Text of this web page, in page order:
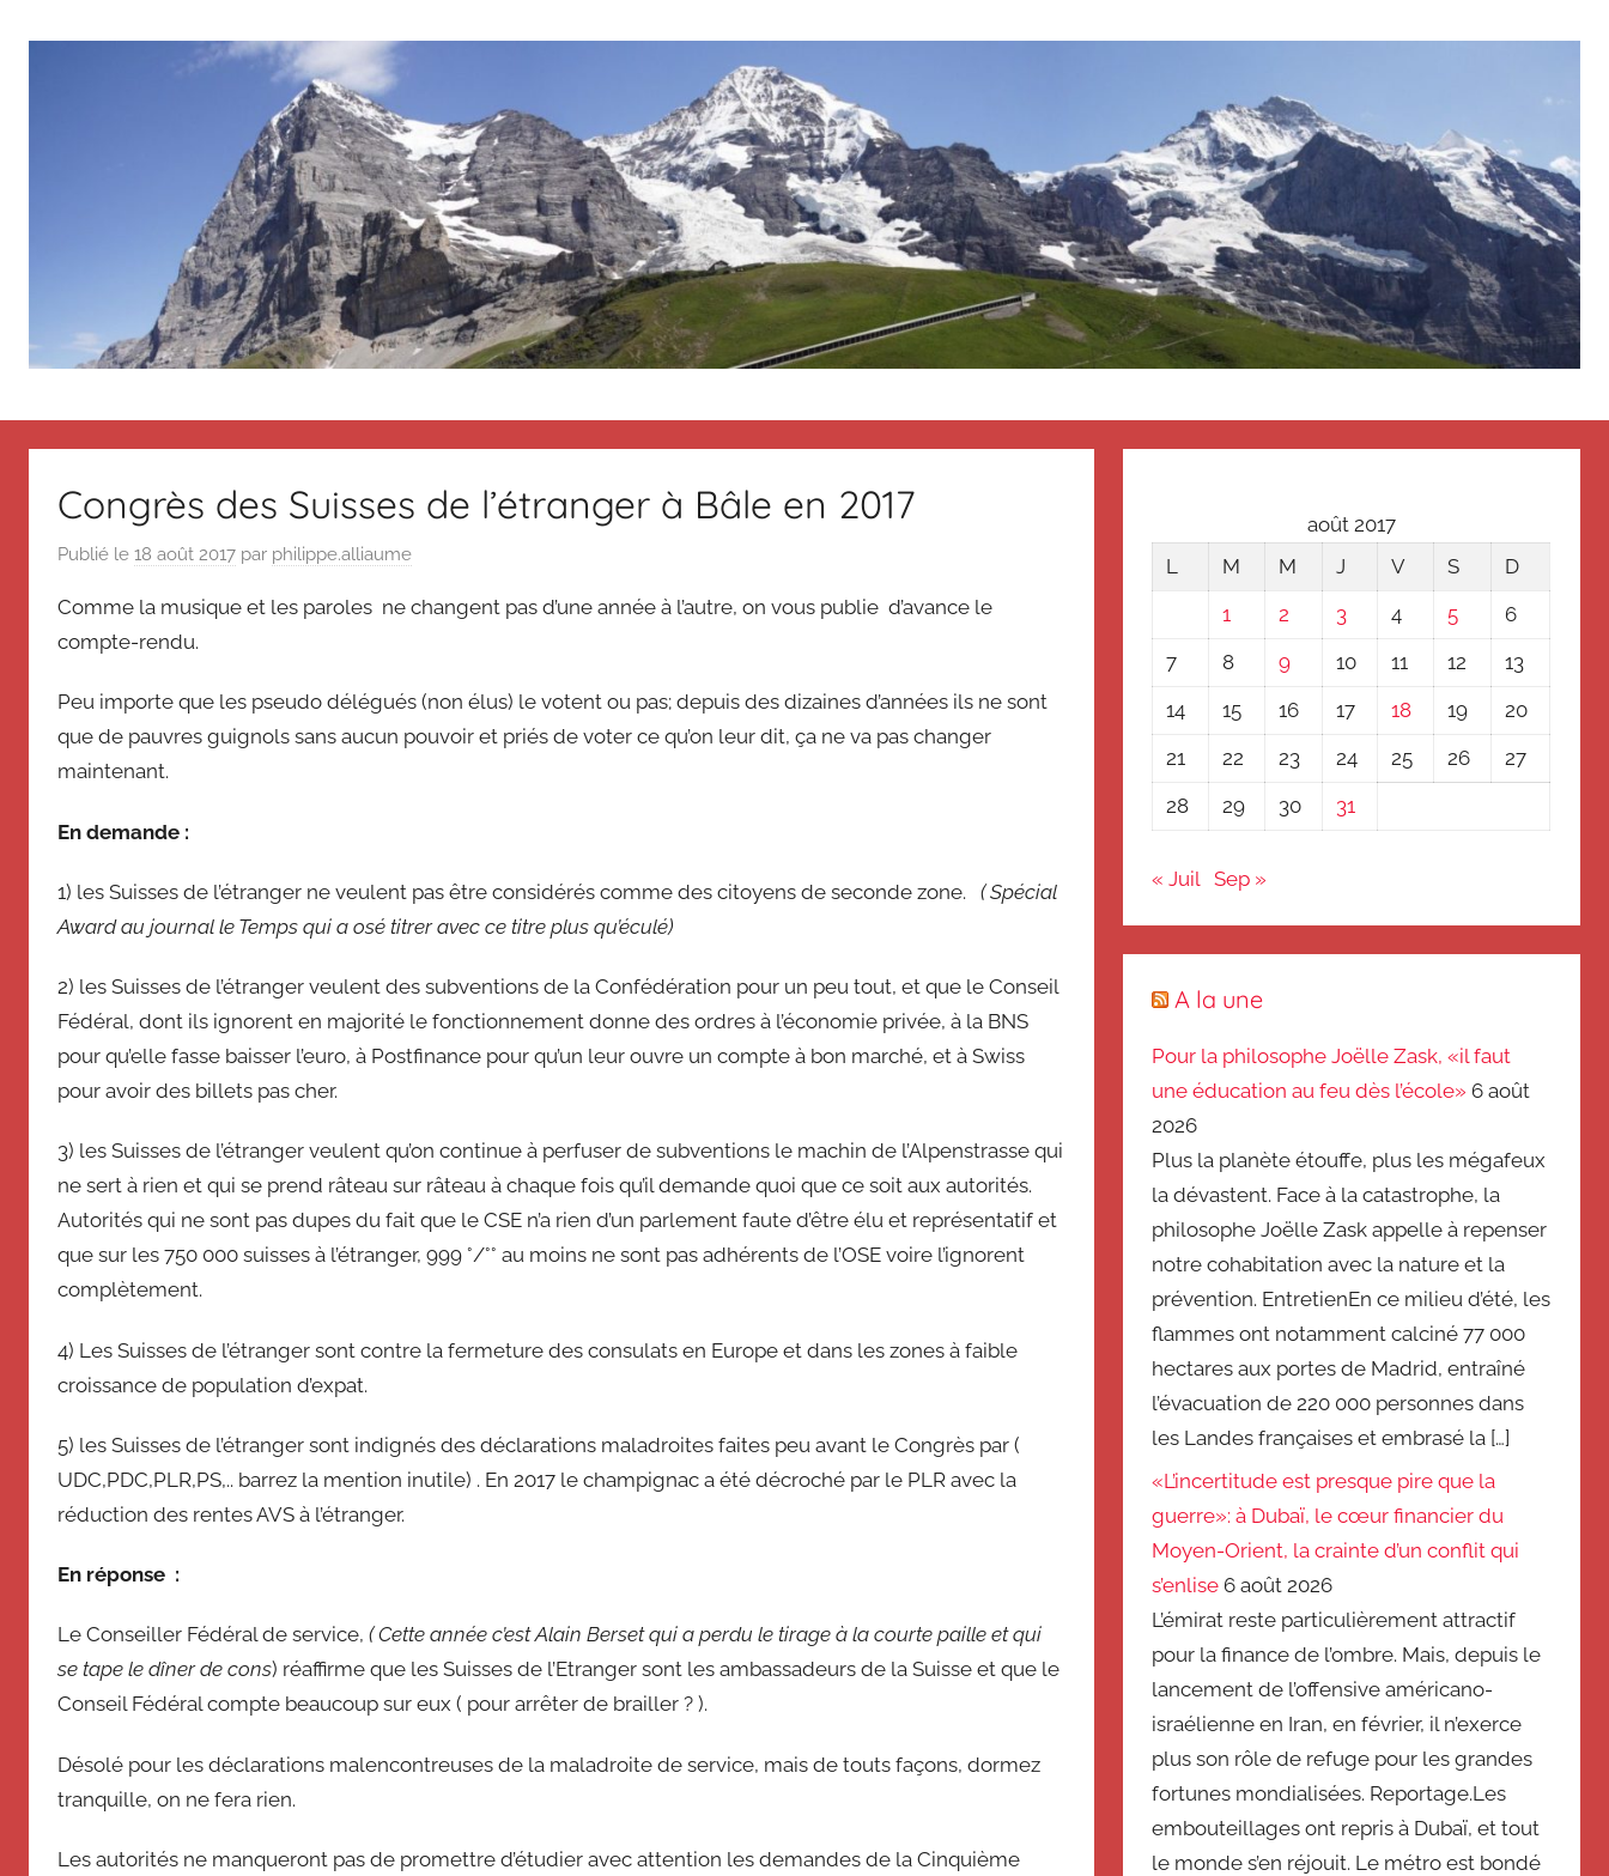
Le
blog
de
Suisse
Magazine
nouvelles
Suisse
souvenir
Suisse
Magazine
Messager
Suisse
Congrès des Suisses de l’étranger à Bâle en 2017
Publié le 18 août 2017 par philippe.alliaume
Comme la musique et les paroles ne changent pas d’une année à l’autre, on vous publie d’avance le
compte-rendu.
Peu importe que les pseudo délégués (non élus) le votent ou pas; depuis des dizaines d’années ils ne sont
que de pauvres guignols sans aucun pouvoir et priés de voter ce qu’on leur dit, ça ne va pas changer
maintenant.
En demande :
1) les Suisses de l’étranger ne veulent pas être considérés comme des citoyens de seconde zone. ( Spécial
Award au journal le Temps qui a osé titrer avec ce titre plus qu’éculé)
2) les Suisses de l’étranger veulent des subventions de la Confédération pour un peu tout, et que le Conseil
Fédéral, dont ils ignorent en majorité le fonctionnement donne des ordres à l’économie privée, à la BNS
pour qu’elle fasse baisser l’euro, à Postfinance pour qu’un leur ouvre un compte à bon marché, et à Swiss
pour avoir des billets pas cher.
3) les Suisses de l’étranger veulent qu’on continue à perfuser de subventions le machin de l’Alpenstrasse qui
ne sert à rien et qui se prend râteau sur râteau à chaque fois qu’il demande quoi que ce soit aux autorités.
Autorités qui ne sont pas dupes du fait que le CSE n’a rien d’un parlement faute d’être élu et représentatif et
que sur les 750 000 suisses à l’étranger, 999 °/°° au moins ne sont pas adhérents de l’OSE voire l’ignorent
complètement.
4) Les Suisses de l’étranger sont contre la fermeture des consulats en Europe et dans les zones à faible
croissance de population d’expat.
5) les Suisses de l’étranger sont indignés des déclarations maladroites faites peu avant le Congrès par (
UDC,PDC,PLR,PS,.. barrez la mention inutile) . En 2017 le champignac a été décroché par le PLR avec la
réduction des rentes AVS à l’étranger.
En réponse :
Le Conseiller Fédéral de service, ( Cette année c’est Alain Berset qui a perdu le tirage à la courte paille et qui
se tape le dîner de cons) réaffirme que les Suisses de l’Etranger sont les ambassadeurs de la Suisse et que le
Conseil Fédéral compte beaucoup sur eux ( pour arrêter de brailler ? ).
Désolé pour les déclarations malencontreuses de la maladroite de service, mais de touts façons, dormez
tranquille, on ne fera rien.
Les autorités ne manqueront pas de promettre d’étudier avec attention les demandes de la Cinquième
août 2017
L
M M J V S
D
1
2 3 4 5
6
7
8 9 10 11 12
13
14
15 16 17 18 19
20
21
22 23 24 25 26
27
28
29 30 31
« Juil Sep »
A la une
Pour la philosophe Joëlle Zask, «il faut
une éducation au feu dès l’école» 6 août
2026
Plus la planète étouffe, plus les mégafeux
la dévastent. Face à la catastrophe, la
philosophe Joëlle Zask appelle à repenser
notre cohabitation avec la nature et la
prévention. EntretienEn ce milieu d’été, les
flammes ont notamment calciné 77 000
hectares aux portes de Madrid, entraîné
l’évacuation de 220 000 personnes dans
les Landes françaises et embrasé la […]
«L’incertitude est presque pire que la
guerre»: à Dubaï, le cœur financier du
Moyen-Orient, la crainte d’un conflit qui
s’enlise 6 août 2026
L’émirat reste particulièrement attractif
pour la finance de l’ombre. Mais, depuis le
lancement de l’offensive américano-
israélienne en Iran, en février, il n’exerce
plus son rôle de refuge pour les grandes
fortunes mondialisées. Reportage.Les
embouteillages ont repris à Dubaï, et tout
le monde s’en réjouit. Le métro est bondé